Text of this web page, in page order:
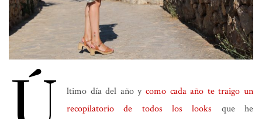
ltimo día del año y como cada año te traigo un
recopilatorio de todos los looks que he